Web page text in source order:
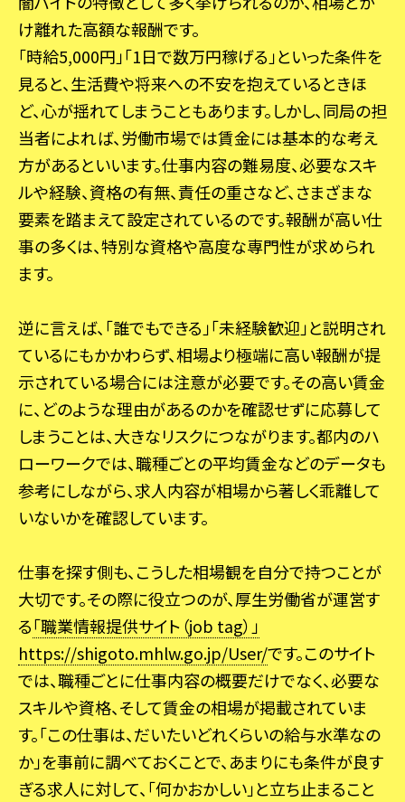
け離れた高額な報酬です。
「時給5,000円」「1日で数万円稼げる」といった条件を
見ると、生活費や将来への不安を抱えているときほ
ど、心が揺れてしまうこともあります。しかし、同局の担
当者によれば、労働市場では賃金には基本的な考え
方があるといいます。仕事内容の難易度、必要なスキ
ルや経験、資格の有無、責任の重さなど、さまざまな
要素を踏まえて設定されているのです。報酬が高い仕
事の多くは、特別な資格や高度な専門性が求められ
ます。
逆に言えば、「誰でもできる」「未経験歓迎」と説明され
ているにもかかわらず、相場より極端に高い報酬が提
示されている場合には注意が必要です。その高い賃金
に、どのような理由があるのかを確認せずに応募して
しまうことは、大きなリスクにつながります。都内のハ
ローワークでは、職種ごとの平均賃金などのデータも
参考にしながら、求人内容が相場から著しく乖離して
いないかを確認しています。
仕事を探す側も、こうした相場観を自分で持つことが
大切です。その際に役立つのが、厚生労働省が運営す
る「職業情報提供サイト（job tag）」
https://shigoto.mhlw.go.jp/User/です。このサイト
では、職種ごとに仕事内容の概要だけでなく、必要な
スキルや資格、そして賃金の相場が掲載されていま
す。「この仕事は、だいたいどれくらいの給与水準なの
か」を事前に調べておくことで、あまりにも条件が良す
ぎる求人に対して、「何かおかしい」と立ち止まること